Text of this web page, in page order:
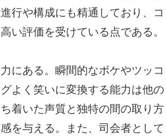
行や構成にも精通しており、コ
い評価を受けている点である。
にある。瞬間的なボケやツッコ
よく笑いに変換する能力は他の
着いた声質と独特の間の取り方
を与える。また、司会者として